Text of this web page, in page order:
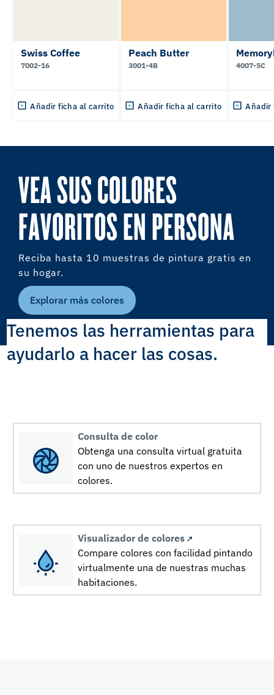
Swiss Coffee
7002-16
Añadir ficha al carrito
Peach Butter
3001-4B
Añadir ficha al carrito
4007-5C
Añadir
VEA SUS COLORES
FAVORITOS EN PERSONA
Reciba hasta 10 muestras de pintura gratis en
su hogar.
Explorar más colores
Tenemos las herramientas para
ayudarlo a hacer las cosas.
Consulta de color
Obtenga una consulta virtual gratuita
con uno de nuestros expertos en
colores.
Visualizador de colores
Compare colores con facilidad pintando
virtualmente una de nuestras muchas
habitaciones.